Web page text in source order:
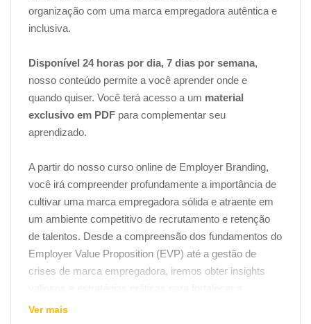
organização com uma marca empregadora autêntica e
inclusiva.
Disponível 24 horas por dia, 7 dias por semana,
nosso conteúdo permite a você aprender onde e
quando quiser. Você terá acesso a um material
exclusivo em PDF para complementar seu
aprendizado.
A partir do nosso curso online de Employer Branding,
você irá compreender profundamente a importância de
cultivar uma marca empregadora sólida e atraente em
um ambiente competitivo de recrutamento e retenção
de talentos. Desde a compreensão dos fundamentos do
Employer Value Proposition (EVP) até a gestão de
crises de marca empregadora, iremos obter insights
presença da empresa no mercado de trabalho. A marca
Ver mais